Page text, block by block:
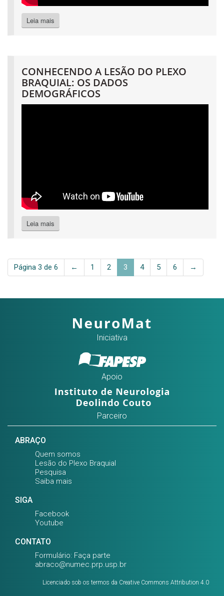
Leia mais
CONHECENDO A LESÃO DO PLEXO
BRAQUIAL: OS DADOS
DEMOGRÁFICOS
Leia mais
Página 3 de 6 ← 1 2 3 4 5 6 →
Iniciativa
Apoio
Parceiro
ABRAÇO
Quem somos
Lesão do Plexo Braquial
Pesquisa
Saiba mais
SIGA
Facebook
Youtube
CONTATO
Formulário: Faça parte
abraco@numec.prp.usp.br
Licenciado sob os termos da Creative Commons Attribution 4.0